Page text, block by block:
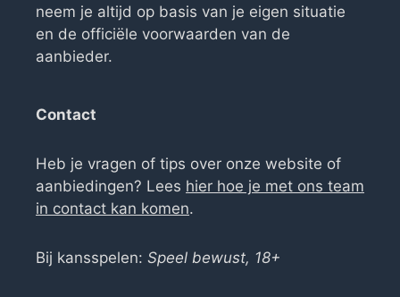
neem je altijd op basis van je eigen situatie
en de officiële voorwaarden van de
aanbieder.
Contact
Heb je vragen of tips over onze website of
aanbiedingen? Lees hier hoe je met ons team
in contact kan komen.
Bij kansspelen: Speel bewust, 18+